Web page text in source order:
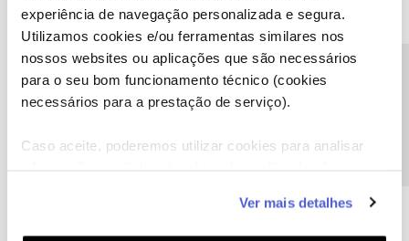
experiência de navegação personalizada e segura.
Utilizamos cookies e/ou ferramentas similares nos
nossos websites ou aplicações que são necessários
para o seu bom funcionamento técnico (cookies
necessários para a prestação de serviço).
Caso aceite, poderemos utilizar cookies para analisar
funcionalidades (cookies de personalização e
funcionalidade) e adaptar anúncios aos seus interesses
Ver mais detalhes
Descubra as novidades de julho